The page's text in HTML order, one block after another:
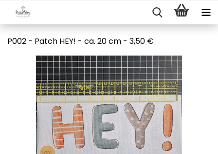
P002 - Patch HEY! - ca. 20 cm - 3,50 €